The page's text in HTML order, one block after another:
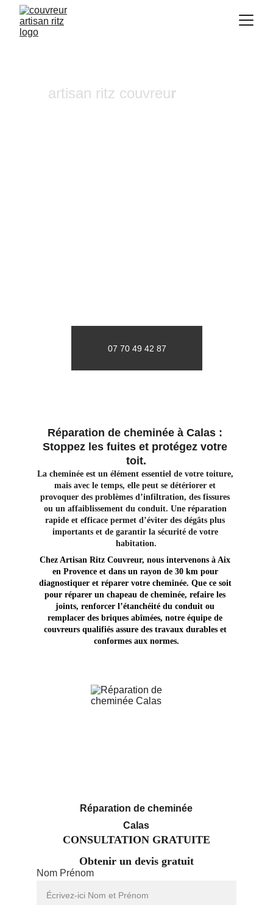
artisan ritz couvreur
07 70 49 42 87
CONSULTATION GRATUITE
Obtenir un devis gratuit
Nom Prénom
La cheminée est un élément essentiel de votre toiture,
mais avec le temps, elle peut se détériorer et
provoquer des problèmes d’infiltration, des fissures
ou un affaiblissement du conduit. Une réparation
rapide et efficace permet d’éviter des dégâts plus
importants et de garantir la sécurité de votre
habitation.
Chez Artisan Ritz Couvreur, nous intervenons à Aix
en Provence et dans un rayon de 30 km pour
diagnostiquer et réparer votre cheminée. Que ce soit
pour réparer un chapeau de cheminée, refaire les
joints, renforcer l’étanchéité du conduit ou
remplacer des briques abîmées, notre équipe de
couvreurs qualifiés assure des travaux durables et
conformes aux normes.
Réparation de cheminée
Calas
Réparation de cheminée à Calas :
Stoppez les fuites et protégez votre
toit.